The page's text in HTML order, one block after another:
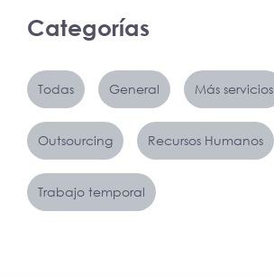
Categorías
Todas General Más servicios
Outsourcing Recursos Humanos
Trabajo temporal